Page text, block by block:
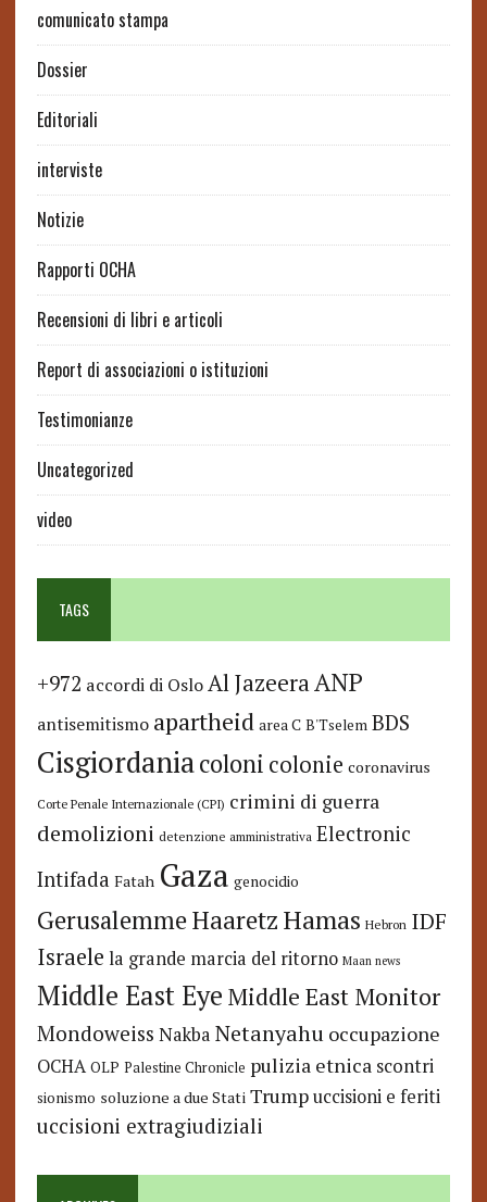
comunicato stampa
Dossier
Editoriali
interviste
Notizie
Rapporti OCHA
Recensioni di libri e articoli
Report di associazioni o istituzioni
Testimonianze
Uncategorized
video
TAGS
+972 accordi di Oslo Al JazeeraANP
antisemitismo apartheid area C B'Tselem BDS
Cisgiordaniacoloni colonie coronavirus
Corte Penale Internazionale (CPI) crimini di guerra
demolizioni detenzione amministrativa Electronic
Intifada Fatah Gaza genocidio
GerusalemmeHaaretzHamas Hebron IDF
Israele la grande marcia del ritorno Maan news
Middle East Eye Middle East Monitor
Mondoweiss Nakba Netanyahu occupazione
OCHA OLP Palestine Chronicle pulizia etnica scontri
sionismo soluzione a due Stati Trump uccisioni e feriti
uccisioni extragiudiziali